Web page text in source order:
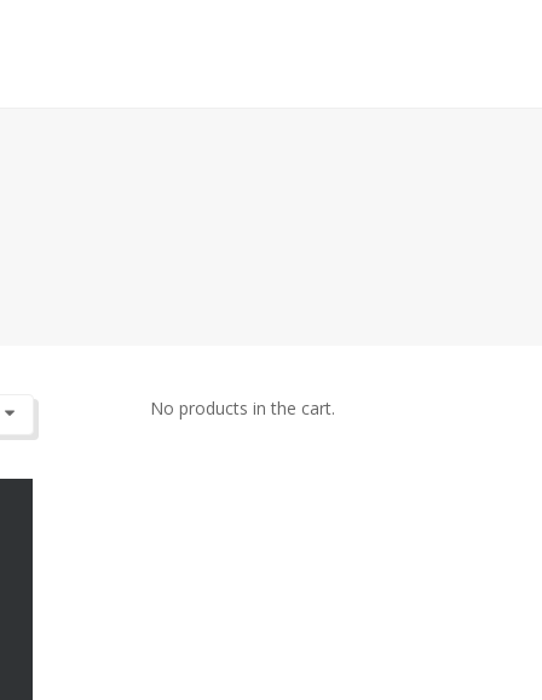
No products in the cart.